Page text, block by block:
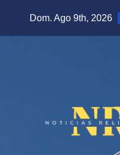
Dom. Ago 9th, 2026